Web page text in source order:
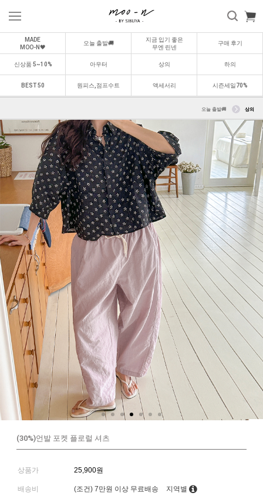
MADE
MOO-N🖤
오늘 출발🚚
지금 입기 좋은
무엔 린넨
구매 후기
신상품 5~10% 아우터 상의 하의
BEST 50 원피스,점프수트 액세서리 시즌세일70%
오늘 출발🚚 상의
(30%)언발 포켓 플로럴 셔츠
상품가 25,900원
배송비 (조건) 7만원 이상 무료배송 지역별